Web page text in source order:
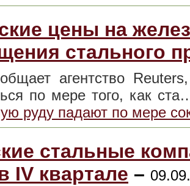
цены на
стального
агентство
по мере того, как
руду падают по мере
стальные
IV квартале –